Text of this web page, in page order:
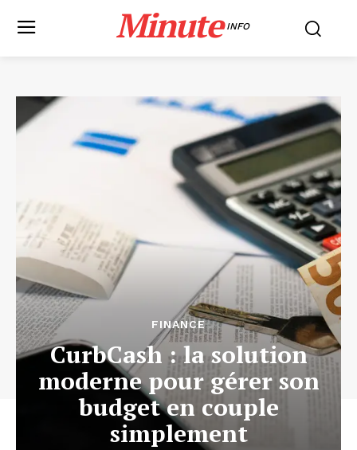
Minute INFO
FINANCE
CurbCash : la solution
moderne pour gérer son
budget en couple
simplement